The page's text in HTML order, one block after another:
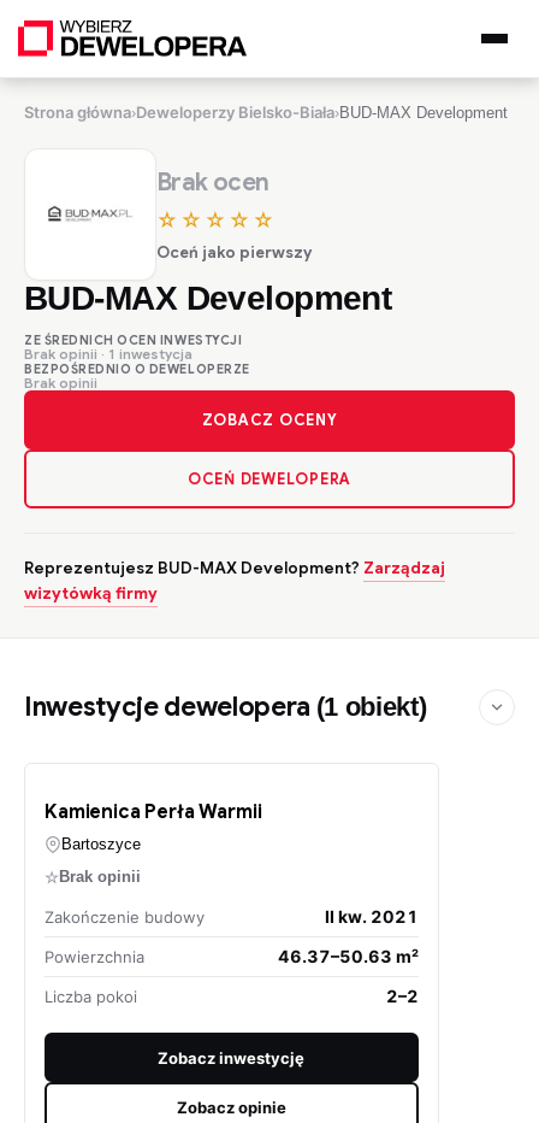
Strona główna›Deweloperzy Bielsko-Biała›BUD-MAX Development
Reprezentujesz BUD-MAX Development? Zarządzaj
wizytówką firmy
Brak ocen
☆☆☆☆☆
Oceń jako pierwszy
BUD-MAX Development
ZE ŚREDNICH OCEN INWESTYCJI
Brak opinii · 1 inwestycja
BEZPOŚREDNIO O DEWELOPERZE
Brak opinii
ZOBACZ OCENY
OCEŃ DEWELOPERA
Inwestycje dewelopera (1 obiekt)
Kamienica Perła Warmii
Bartoszyce
☆ Brak opinii
Zakończenie budowy II kw. 2021
Powierzchnia 46.37–50.63 m²
Liczba pokoi 2–2
Zobacz inwestycję
Zobacz opinie